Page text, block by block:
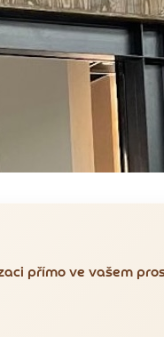
přímo ve vašem